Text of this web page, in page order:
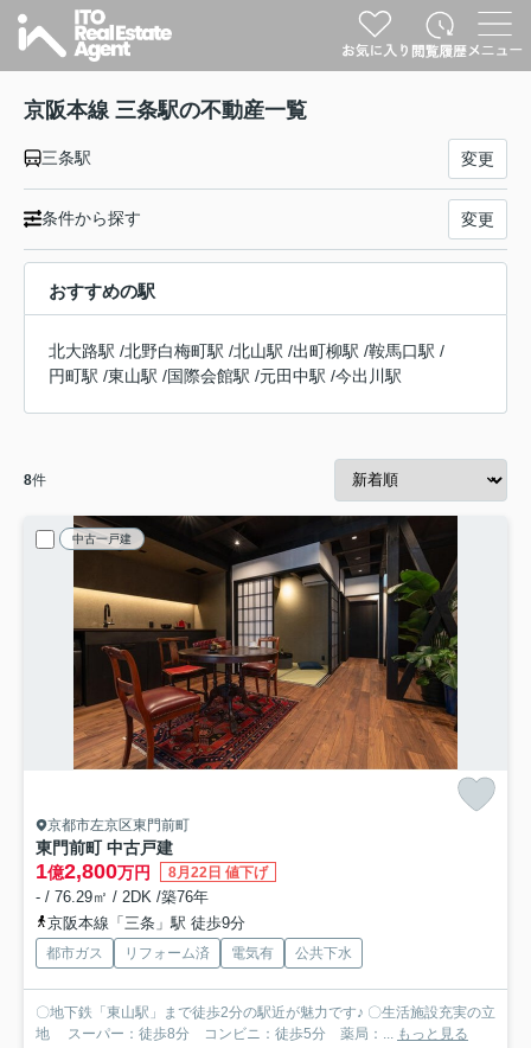
京阪本線 三条駅の不動産一覧
三条駅 変更
条件から探す 変更
おすすめの駅
北大路駅 /北野白梅町駅 /北山駅 /出町柳駅 /鞍馬口駅 /
円町駅 /東山駅 /国際会館駅 /元田中駅 /今出川駅
8件
中古一戸建
京都市左京区東門前町
東門前町 中古戸建
1億2,800万円 8月22日 値下げ
- / 76.29㎡ / 2DK /築76年
京阪本線「三条」駅 徒歩9分
都市ガス リフォーム済 電気有 公共下水
〇地下鉄「東山駅」まで徒歩2分の駅近が魅力です♪ 〇生活施設充実の立
地 スーパー：徒歩8分 コンビニ：徒歩5分 薬局：...
もっと見る